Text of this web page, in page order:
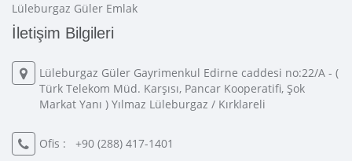
Lüleburgaz Güler Emlak
İletişim Bilgileri
Lüleburgaz Güler Gayrimenkul Edirne caddesi no:22/A - (
Türk Telekom Müd. Karşısı, Pancar Kooperatifi, Şok
Markat Yanı ) Yılmaz Lüleburgaz / Kırklareli
Ofis : +90 (288) 417-1401